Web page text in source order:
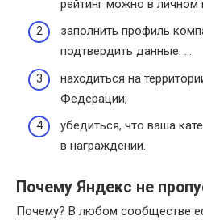
рейтинг можно в личном
заполнить профиль
подтвердить данные. …
находиться на
Федерации;
убедиться, что ваша
в награждении.
Почему Яндекс не
Почему? В любом сообществе